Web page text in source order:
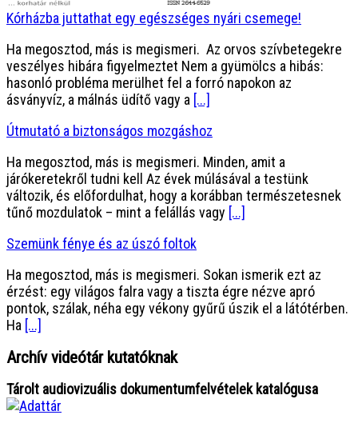
Kórházba juttathat egy egészséges nyári csemege!
Ha megosztod, más is megismeri. Az orvos szívbetegekre
veszélyes hibára figyelmeztet Nem a gyümölcs a hibás:
hasonló probléma merülhet fel a forró napokon az
ásványvíz, a málnás üdítő vagy a [...]
Útmutató a biztonságos mozgáshoz
Ha megosztod, más is megismeri. Minden, amit a
járókeretekről tudni kell Az évek múlásával a testünk
változik, és előfordulhat, hogy a korábban természetesnek
tűnő mozdulatok – mint a felállás vagy [...]
Szemünk fénye és az úszó foltok
Ha megosztod, más is megismeri. Sokan ismerik ezt az
érzést: egy világos falra vagy a tiszta égre nézve apró
pontok, szálak, néha egy vékony gyűrű úszik el a látótérben.
Ha [...]
Archív videótár kutatóknak
Tárolt audiovizuális dokumentumfelvételek katalógusa